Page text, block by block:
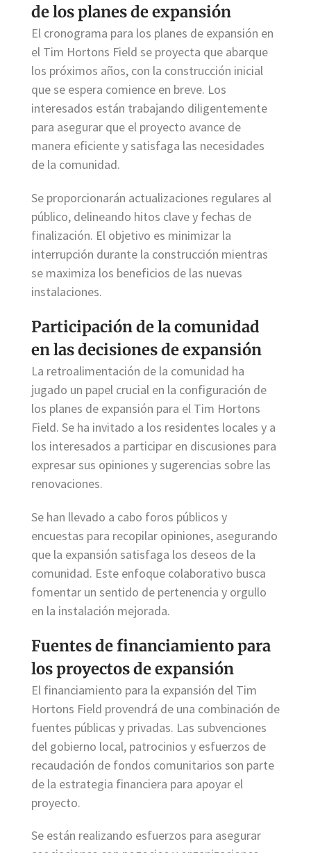
de los planes de expansión
El cronograma para los planes de expansión en
el Tim Hortons Field se proyecta que abarque
los próximos años, con la construcción inicial
que se espera comience en breve. Los
interesados están trabajando diligentemente
para asegurar que el proyecto avance de
manera eficiente y satisfaga las necesidades
de la comunidad.
Se proporcionarán actualizaciones regulares al
público, delineando hitos clave y fechas de
finalización. El objetivo es minimizar la
interrupción durante la construcción mientras
se maximiza los beneficios de las nuevas
instalaciones.
Participación de la comunidad
en las decisiones de expansión
La retroalimentación de la comunidad ha
jugado un papel crucial en la configuración de
los planes de expansión para el Tim Hortons
Field. Se ha invitado a los residentes locales y a
los interesados a participar en discusiones para
expresar sus opiniones y sugerencias sobre las
renovaciones.
Se han llevado a cabo foros públicos y
encuestas para recopilar opiniones, asegurando
que la expansión satisfaga los deseos de la
comunidad. Este enfoque colaborativo busca
fomentar un sentido de pertenencia y orgullo
en la instalación mejorada.
Fuentes de financiamiento para
los proyectos de expansión
El financiamiento para la expansión del Tim
Hortons Field provendrá de una combinación de
fuentes públicas y privadas. Las subvenciones
del gobierno local, patrocinios y esfuerzos de
recaudación de fondos comunitarios son parte
de la estrategia financiera para apoyar el
proyecto.
Se están realizando esfuerzos para asegurar